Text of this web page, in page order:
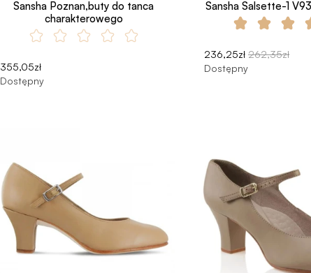
Sansha Poznan,buty do tanca
charakterowego
355,05zł
Dostępny
Sansha Salsette-1
236,25zł 262,35zł
Dostępny